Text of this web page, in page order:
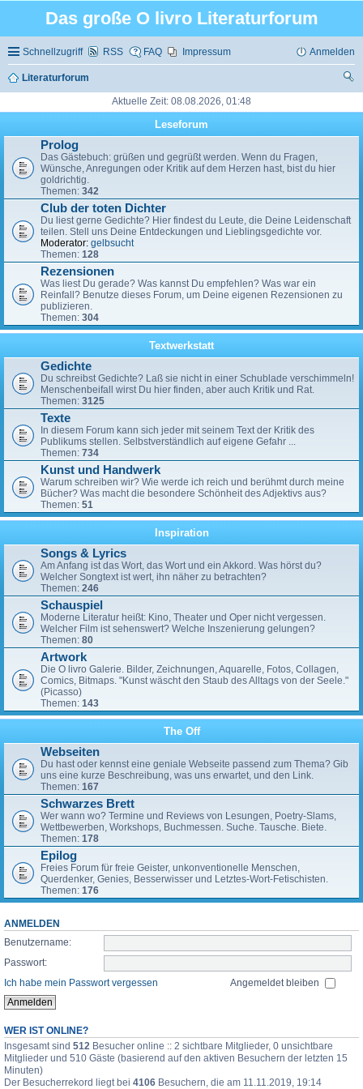
Das große O livro Literaturforum
Schnellzugriff RSS FAQ Impressum Anmelden
Literaturforum
Aktuelle Zeit: 08.08.2026, 01:48
Leseforum
Prolog
Das Gästebuch: grüßen und gegrüßt werden. Wenn du Fragen,
Wünsche, Anregungen oder Kritik auf dem Herzen hast, bist du hier
goldrichtig.
Themen: 342
Club der toten Dichter
Du liest gerne Gedichte? Hier findest du Leute, die Deine Leidenschaft
teilen. Stell uns Deine Entdeckungen und Lieblingsgedichte vor.
Moderator: gelbsucht
Themen: 128
Rezensionen
Was liest Du gerade? Was kannst Du empfehlen? Was war ein
Reinfall? Benutze dieses Forum, um Deine eigenen Rezensionen zu
publizieren.
Themen: 304
Textwerkstatt
Gedichte
Du schreibst Gedichte? Laß sie nicht in einer Schublade verschimmeln!
Menschenbeifall wirst Du hier finden, aber auch Kritik und Rat.
Themen: 3125
Texte
In diesem Forum kann sich jeder mit seinem Text der Kritik des
Publikums stellen. Selbstverständlich auf eigene Gefahr ...
Themen: 734
Kunst und Handwerk
Warum schreiben wir? Wie werde ich reich und berühmt durch meine
Bücher? Was macht die besondere Schönheit des Adjektivs aus?
Themen: 51
Inspiration
Songs & Lyrics
Am Anfang ist das Wort, das Wort und ein Akkord. Was hörst du?
Welcher Songtext ist wert, ihn näher zu betrachten?
Themen: 246
Schauspiel
Moderne Literatur heißt: Kino, Theater und Oper nicht vergessen.
Welcher Film ist sehenswert? Welche Inszenierung gelungen?
Themen: 80
Artwork
Die O livro Galerie. Bilder, Zeichnungen, Aquarelle, Fotos, Collagen,
Comics, Bitmaps. "Kunst wäscht den Staub des Alltags von der Seele."
(Picasso)
Themen: 143
The Off
Webseiten
Du hast oder kennst eine geniale Webseite passend zum Thema? Gib
uns eine kurze Beschreibung, was uns erwartet, und den Link.
Themen: 167
Schwarzes Brett
Wer wann wo? Termine und Reviews von Lesungen, Poetry-Slams,
Wettbewerben, Workshops, Buchmessen. Suche. Tausche. Biete.
Themen: 178
Epilog
Freies Forum für freie Geister, unkonventionelle Menschen,
Querdenker, Genies, Besserwisser und Letztes-Wort-Fetischisten.
Themen: 176
ANMELDEN
Benutzername:
Passwort:
Ich habe mein Passwort vergessen
Angemeldet bleiben
WER IST ONLINE?
Insgesamt sind 512 Besucher online :: 2 sichtbare Mitglieder, 0 unsichtbare
Mitglieder und 510 Gäste (basierend auf den aktiven Besuchern der letzten 15
Minuten)
Der Besucherrekord liegt bei 4106 Besuchern, die am 11.11.2019, 19:14